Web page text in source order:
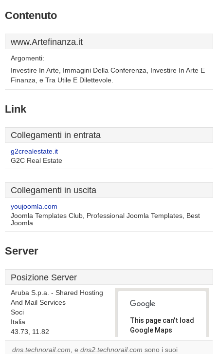
Contenuto
www.Artefinanza.it
Argomenti:
Investire In Arte, Immagini Della Conferenza, Investire In Arte E
Finanza, e Tra Utile E Dilettevole.
Link
Collegamenti in entrata
g2crealestate.it
G2C Real Estate
Collegamenti in uscita
youjoomla.com
Joomla Templates Club, Professional Joomla Templates, Best
Joomla
Server
Posizione Server
Aruba S.p.a. - Shared Hosting
And Mail Services
Soci
Italia
43.73, 11.82
This page can't load
Google Maps
correctly.
dns.technorail.com, e dns2.technorail.com sono i suoi